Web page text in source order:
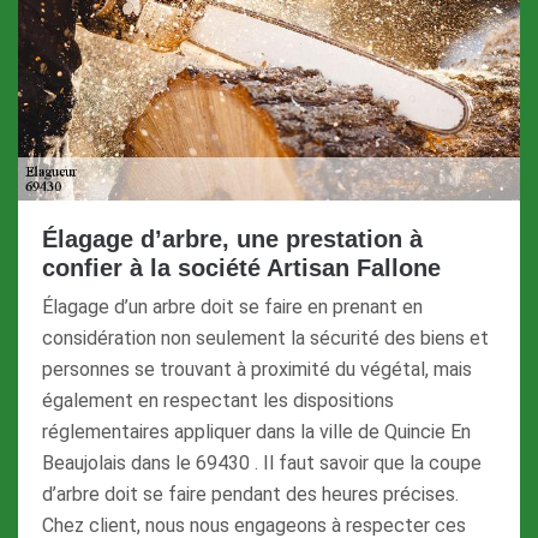
Élagage d’arbre, une prestation à
confier à la société Artisan Fallone
Élagage d’un arbre doit se faire en prenant en
considération non seulement la sécurité des biens et
personnes se trouvant à proximité du végétal, mais
également en respectant les dispositions
réglementaires appliquer dans la ville de Quincie En
Beaujolais dans le 69430 . Il faut savoir que la coupe
d’arbre doit se faire pendant des heures précises.
Chez client, nous nous engageons à respecter ces